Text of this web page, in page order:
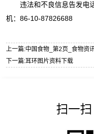
违法和不良信息告发电话
机：86-10-87826688
上一篇:中国食物_第2页_食物资
下一篇:耳环图片资料下载
扫一